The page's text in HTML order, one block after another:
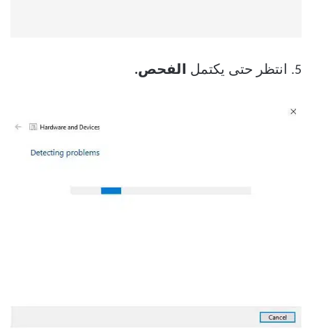
5. انتظر حتى يكتمل الفحص.